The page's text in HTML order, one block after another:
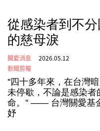
從感染者到不
的慈母淚
關愛消息
新聞剪報
2026.05.12
''四十多年來，在台灣
未停歇，不論是感染者
命。'' —— 台灣關愛基
妤